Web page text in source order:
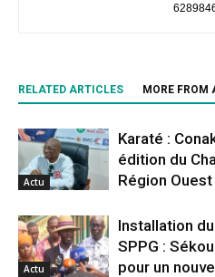
RELATED ARTICLES MORE FROM
Actu
Karaté :
édition du
Région Ouest
Actu
Installation
SPPG :
pour un